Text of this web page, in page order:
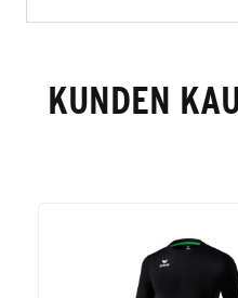
KUNDEN